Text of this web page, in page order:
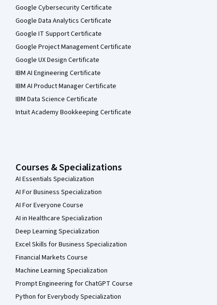
Google Cybersecurity Certificate
Google Data Analytics Certificate
Google IT Support Certificate
Google Project Management Certificate
Google UX Design Certificate
IBM AI Engineering Certificate
IBM AI Product Manager Certificate
IBM Data Science Certificate
Intuit Academy Bookkeeping Certificate
Courses & Specializations
AI Essentials Specialization
AI For Business Specialization
AI For Everyone Course
AI in Healthcare Specialization
Deep Learning Specialization
Excel Skills for Business Specialization
Financial Markets Course
Machine Learning Specialization
Prompt Engineering for ChatGPT Course
Python for Everybody Specialization